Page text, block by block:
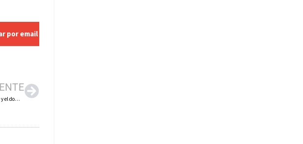
por email
El CD Arnedo juega este martes 12 el partido aplazado contra el Yagüe y el domingo 17 recibirá en Sendero al líder, el Casalarreina